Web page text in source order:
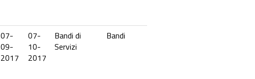
07-
09-
2017
07-
10-
2017
Bandi di
Servizi
Bandi